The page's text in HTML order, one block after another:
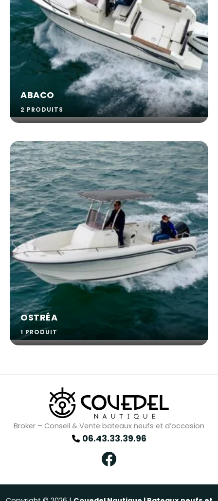
ABACO
2 PRODUITS
OSTRÉA
1 PRODUIT
Broker – Conseil & Vente bateaux neufs et d’occasion
06.43.33.39.96
Facebook